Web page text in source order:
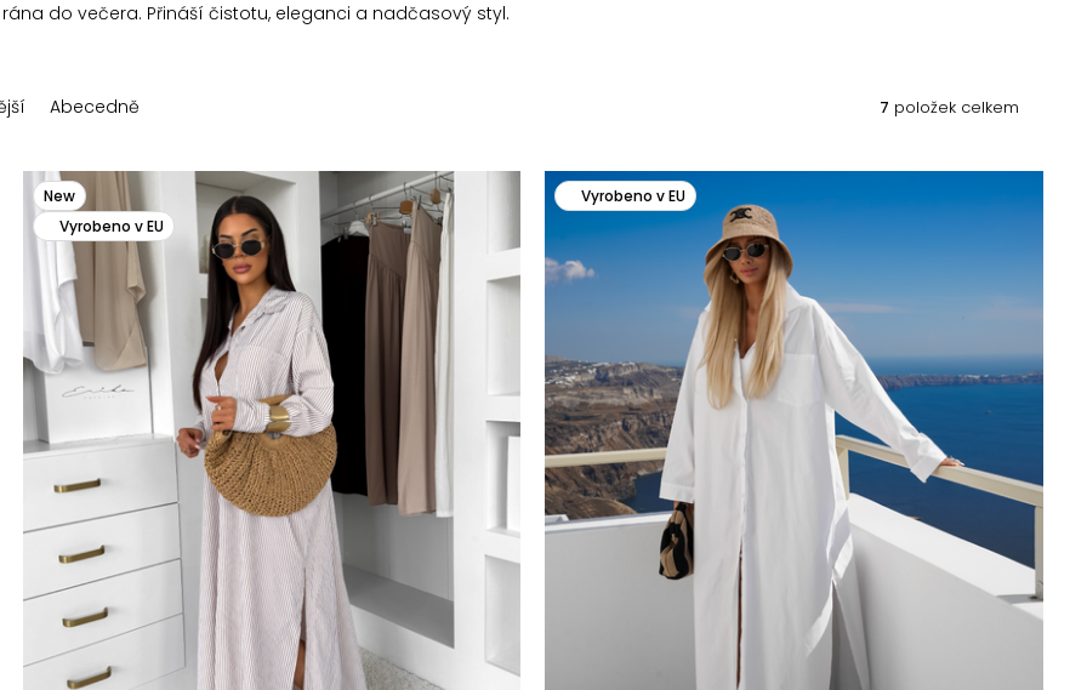
do večera. Přináší čistotu, eleganci a nadčasový styl.
Abecedně 7 položek celkem
New
Vyrobeno v EU
Vyrobeno v EU